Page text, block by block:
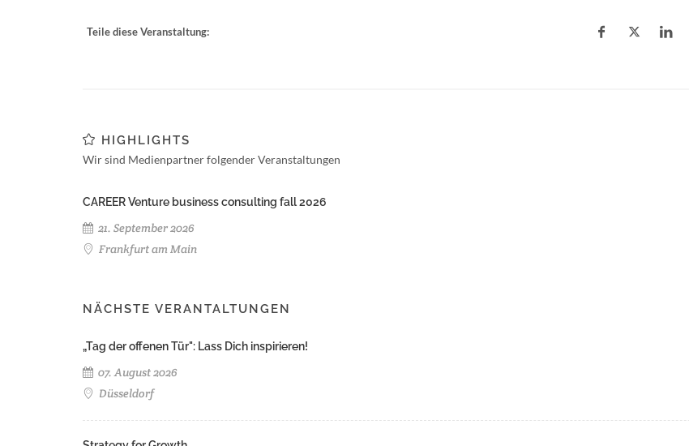
Teile diese Veranstaltung:
HIGHLIGHTS
Wir sind Medienpartner folgender Veranstaltungen
CAREER Venture business consulting fall 2026
21. September 2026
Frankfurt am Main
NÄCHSTE VERANTALTUNGEN
„Tag der offenen Tür": Lass Dich inspirieren!
07. August 2026
Düsseldorf